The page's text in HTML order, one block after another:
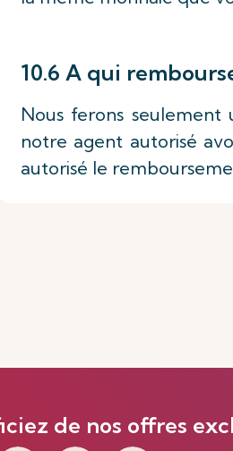
10.6 A qui
Nous ferons
notre agent autorisé
autorisé le
de nos offres